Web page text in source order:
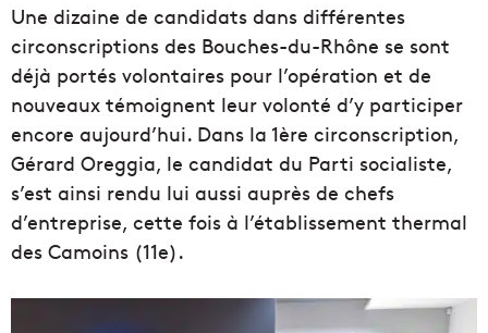
Une dizaine de candidats dans différentes
circonscriptions des Bouches-du-Rhône se sont
déjà portés volontaires pour l’opération et de
nouveaux témoignent leur volonté d’y participer
encore aujourd’hui. Dans la 1ère circonscription,
Gérard Oreggia, le candidat du Parti socialiste,
s’est ainsi rendu lui aussi auprès de chefs
d’entreprise, cette fois à l’établissement thermal
des Camoins (11e).